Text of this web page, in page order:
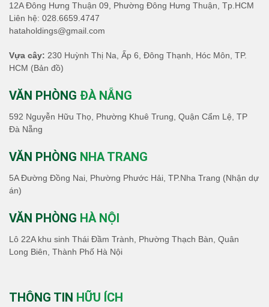
12A Đông Hưng Thuận 09, Phường Đông Hưng Thuận, Tp.HCM
Liên hệ: 028.6659.4747
hataholdings@gmail.com
Vựa cây: 230 Huỳnh Thị Na, Ấp 6, Đông Thạnh, Hóc Môn, TP.
HCM (Bản đồ)
VĂN PHÒNG ĐÀ NẴNG
592 Nguyễn Hữu Thọ, Phường Khuê Trung, Quận Cẩm Lệ, TP
Đà Nẵng
VĂN PHÒNG NHA TRANG
5A Đường Đồng Nai, Phường Phước Hải, TP.Nha Trang (Nhận dự
án)
VĂN PHÒNG HÀ NỘI
Lô 22A khu sinh Thái Đầm Trành, Phường Thạch Bàn, Quân
Long Biên, Thành Phố Hà Nội
THÔNG TIN HỮU ÍCH